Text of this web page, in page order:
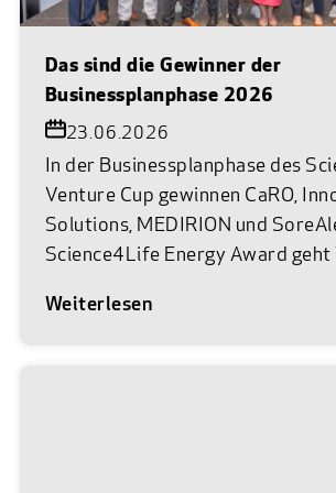
Das sind die Gewinner der
Businessplanphase 2026
23.06.2026
In der Businessplanphase des
Venture Cup gewinnen CaRO,
Solutions, MEDIRION und
Science4Life Energy Award geht Voltalyon als
wieder so weit. Im Museum
Weiterlesen